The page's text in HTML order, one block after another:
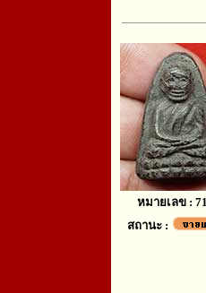
หมายเลข :
สถานะ :